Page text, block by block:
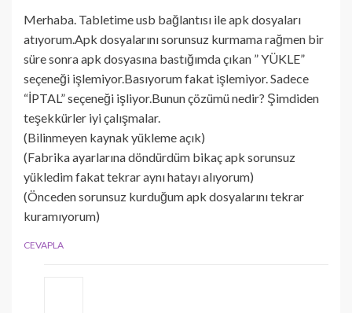
Merhaba. Tabletime usb bağlantısı ile apk dosyaları
atıyorum.Apk dosyalarını sorunsuz kurmama rağmen bir
süre sonra apk dosyasına bastığımda çıkan ” YÜKLE”
seçeneği işlemiyor.Basıyorum fakat işlemiyor. Sadece
“İPTAL” seçeneği işliyor.Bunun çözümü nedir? Şimdiden
teşekkürler iyi çalışmalar.
(Bilinmeyen kaynak yükleme açık)
(Fabrika ayarlarına döndürdüm bikaç apk sorunsuz
yükledim fakat tekrar aynı hatayı alıyorum)
(Önceden sorunsuz kurduğum apk dosyalarını tekrar
kuramıyorum)
CEVAPLA